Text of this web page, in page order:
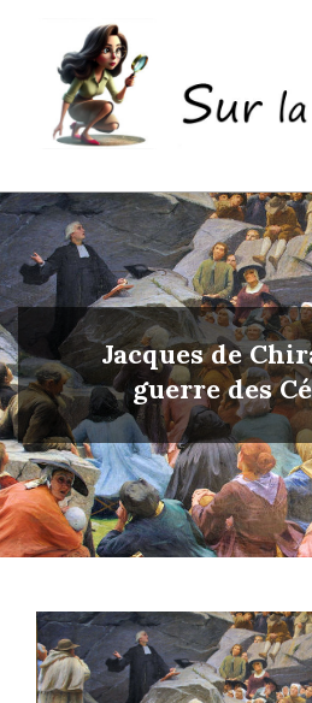
content
la
piste
de
mes
ayeuls
Primary
Navigation
Menu
Jacques de
guerre des